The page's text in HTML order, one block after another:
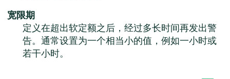
宽限期
定义在超出软定额之后，经过多长时间再发出警
告。通常设置为一个相当小的值，例如一小时或
若干小时。